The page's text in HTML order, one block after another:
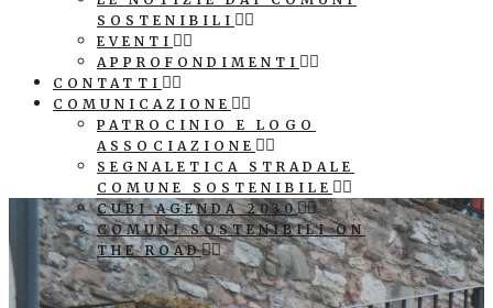
SOSTENIBILI
EVENTI
APPROFONDIMENTI
CONTATTI
COMUNICAZIONE
PATROCINIO E LOGO
ASSOCIAZIONE
SEGNALETICA STRADALE
COMUNE SOSTENIBILE
CUBI AGENDA 2030
COMUNI SOSTENIBILI ON
THE ROAD